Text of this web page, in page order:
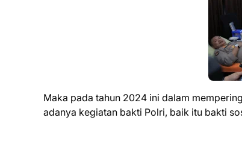
Maka pada tahun 2024 ini dalam
adanya kegiatan bakti Polri, baik itu bakti